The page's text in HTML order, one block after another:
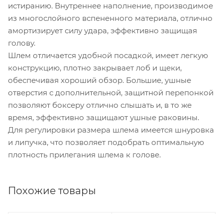
истиранию. Внутреннее наполнение, производимое
из многослойного вспененного материала, отлично
амортизирует силу удара, эффективно защищая
голову.
Шлем отличается удобной посадкой, имеет легкую
конструкцию, плотно закрывает лоб и щеки,
обеспечивая хороший обзор. Большие, ушные
отверстия с дополнительной, защитной перепонкой
позволяют боксеру отлично слышать и, в то же
время, эффективно защищают ушные раковины.
Для регулировки размера шлема имеется шнуровка
и липучка, что позволяет подобрать оптимальную
плотность прилегания шлема к голове.
Похожие товары